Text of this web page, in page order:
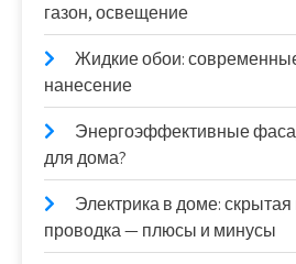
газон, освещение
Жидкие обои:
нанесение
Энергоэффективные
для дома?
Электрика в доме:
проводка — плюсы и минусы